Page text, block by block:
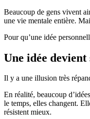
Beaucoup de gens vivent
une vie mentale entière.
Pour qu’une idée
Une idée
Il y a une illusion très
En réalité, beaucoup
le temps, elles changent.
résistent mieux.